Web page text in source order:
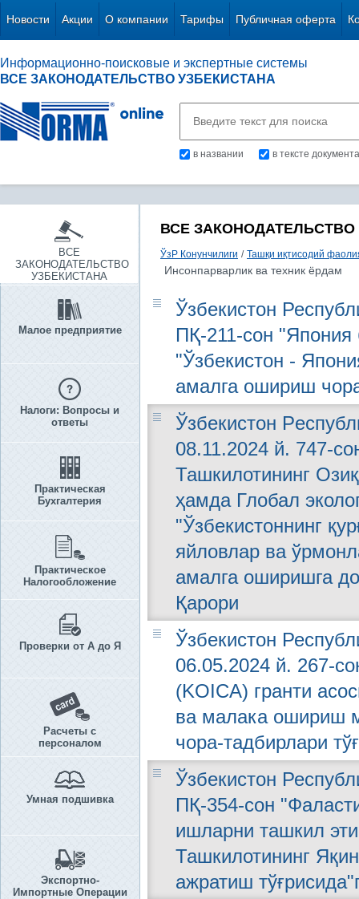
Новости Акции О компании Тарифы Публичная оферта
Информационно-поисковые и экспертные системы
ВСЕ ЗАКОНОДАТЕЛЬСТВО УЗБЕКИСТАНА
в названии в тексте документа
ВСЕ
ЗАКОНОДАТЕЛЬСТВО
УЗБЕКИСТАНА
Малое предприятие
Налоги: Вопросы и
ответы
Практическая
Бухгалтерия
Практическое
Налогообложение
Проверки от А до Я
Расчеты с
персоналом
Умная подшивка
Экспортно-
Импортные Операции
ВСЕ ЗАКОНОДАТЕЛЬСТВО
ЎзР Конунчилиги / Ташқи иқтисодий
Инсонпарварлик ва техник ёрдам
Ўзбекистон
ПҚ-211-сон "Япония
"Ўзбекистон -
амалга ошириш
Ўзбeкистон
08.11.2024 й. 747-
Ташкилотининг
ҳамда Глобал
"Ўзбекистоннинг
яйловлар ва
амалга оширишга
Қарори
Ўзбекистон
06.05.2024 й. 267-
(KOICA) гранти
ва малака ошириш
чора-тадбирлари
Ўзбекистон
ПҚ-354-сон
ишларни ташкил
Ташкилотининг
ажратиш